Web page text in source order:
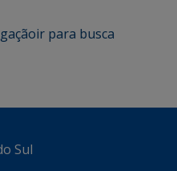
ir para busca
Sul